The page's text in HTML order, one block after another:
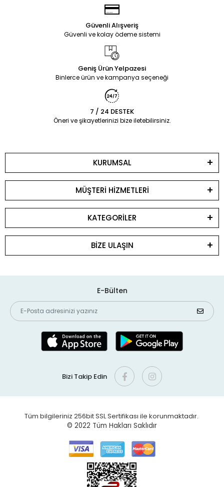
Güvenli Alışveriş
Güvenli ve kolay ödeme sistemi
Geniş Ürün Yelpazesi
Binlerce ürün ve kampanya seçeneği
7 / 24 DESTEK
Öneri ve şikayetlerinizi bize iletebilirsiniz.
KURUMSAL
MÜŞTERİ HİZMETLERİ
KATEGORİLER
BİZE ULAŞIN
E-Bülten
Bizi Takip Edin
Tüm bilgileriniz 256bit SSL Sertifikası ile korunmaktadır.
© 2022 Tüm Hakları Saklıdır